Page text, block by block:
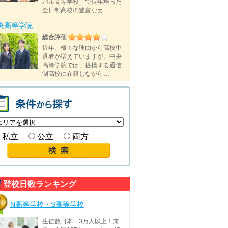
バル高等学校」で長年培った
全日制高校の豊富なカ…
高等学院
総合評価
近年、様々な理由から高校中
退者が増えていますが、中央
高等学院では、提携する通信
制高校に在籍しながら…
私立 公立 両方
登校日数ランキング
N高等学校・S高等学校
生徒数日本一3万人以上！来